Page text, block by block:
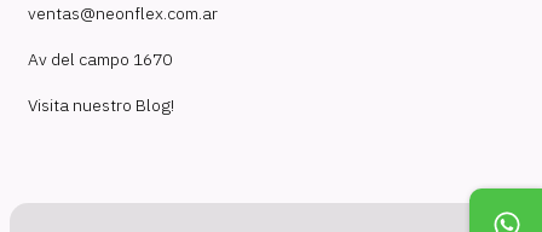
ventas@neonflex.com.ar
Av del campo 1670
Visita nuestro Blog!